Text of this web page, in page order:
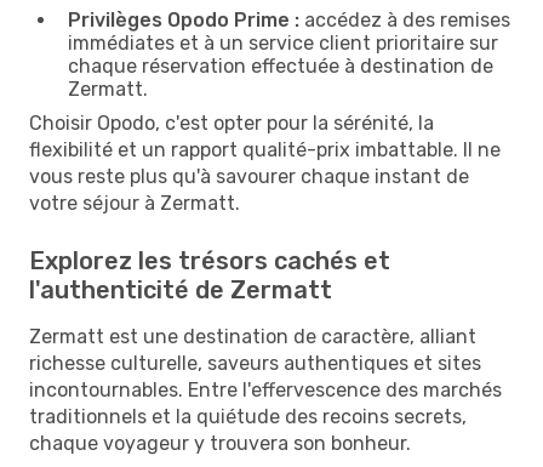
Privilèges Opodo Prime : accédez à des remises
immédiates et à un service client prioritaire sur
chaque réservation effectuée à destination de
Zermatt.
Choisir Opodo, c'est opter pour la sérénité, la
flexibilité et un rapport qualité-prix imbattable. Il ne
vous reste plus qu'à savourer chaque instant de
votre séjour à Zermatt.
Explorez les trésors cachés et
l'authenticité de Zermatt
Zermatt est une destination de caractère, alliant
richesse culturelle, saveurs authentiques et sites
incontournables. Entre l'effervescence des marchés
traditionnels et la quiétude des recoins secrets,
chaque voyageur y trouvera son bonheur.